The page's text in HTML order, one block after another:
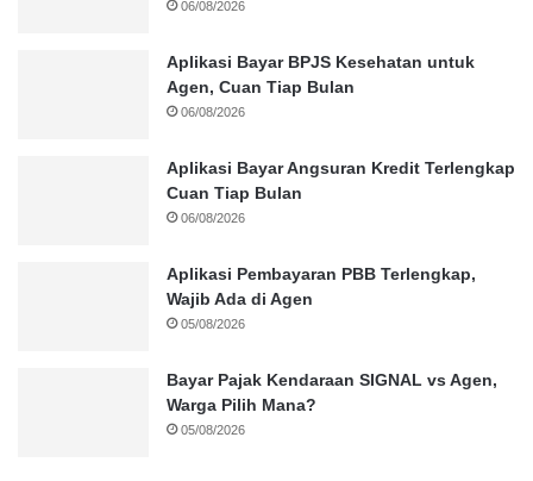
06/08/2026
Aplikasi Bayar BPJS Kesehatan untuk
Agen, Cuan Tiap Bulan
06/08/2026
Aplikasi Bayar Angsuran Kredit Terlengkap
Cuan Tiap Bulan
06/08/2026
Aplikasi Pembayaran PBB Terlengkap,
Wajib Ada di Agen
05/08/2026
Bayar Pajak Kendaraan SIGNAL vs Agen,
Warga Pilih Mana?
05/08/2026